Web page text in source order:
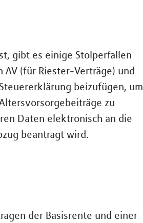
gibt es einige Stolperfallen
(für Riester-Verträge) und
beizufügen, um
zu
Daten elektronisch an die
beantragt wird.
der Basisrente und einer